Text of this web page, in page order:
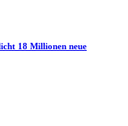
18 Millionen neue